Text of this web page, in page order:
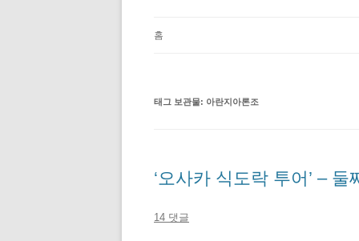
홈
태그 보관물: 아란지아론조
‘오사카 식도락 투어’ – 둘
14 댓글